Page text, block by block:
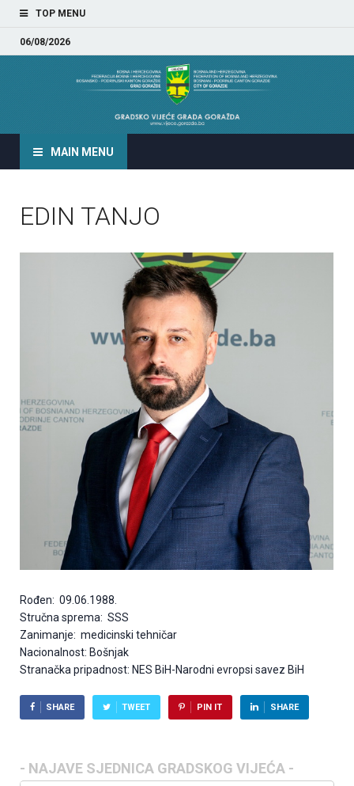
TOP MENU
06/08/2026
GRADSKO VIJEĆE GRADA
MAIN MENU
EDIN TANJO
Rođen: 09.06.1988.
Stručna sprema: SSS
Zanimanje: medicinski tehničar
Nacionalnost: Bošnjak
Stranačka pripadnost: NES BiH-Narodni evropsi savez BiH
SHARE TWEET PIN IT SHARE
- NAJAVE SJEDNICA GRADSKOG VIJEĆA -